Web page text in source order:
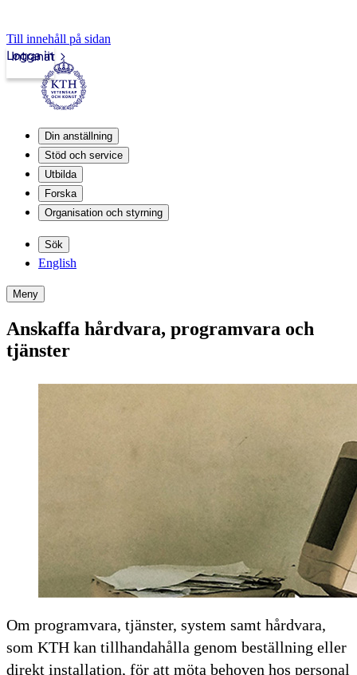
Till innehåll på sidan
Intranät
Logga in
Din anställning
Stöd och service
Utbilda
Forska
Organisation och styrning
Sök
English
Meny
Anskaffa hårdvara, programvara och
tjänster
Om programvara, tjänster, system samt hårdvara,
som KTH kan tillhandahålla genom beställning eller
direkt installation, för att möta behoven hos personal